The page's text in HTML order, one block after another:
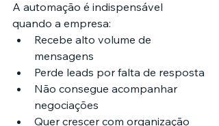
A automação é indispensável
quando a empresa:
Recebe alto volume de
mensagens
Perde leads por falta de resposta
Não consegue acompanhar
negociações
Quer crescer com organização